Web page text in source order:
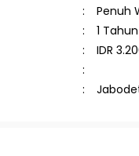
Penuh
1 Tahun
IDR